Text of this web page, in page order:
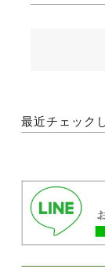
最近チェック